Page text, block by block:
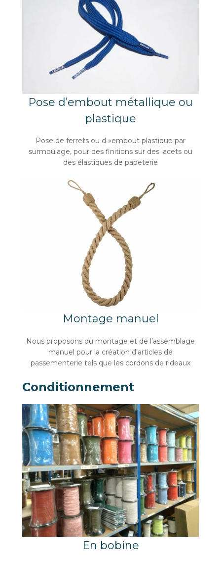
Pose d’embout métallique ou
plastique
Pose de ferrets ou d »embout plastique par
surmoulage, pour des finitions sur des lacets ou
des élastiques de papeterie
Montage manuel
Nous proposons du montage et de l’assemblage
manuel pour la création d’articles de
passementerie tels que les cordons de rideaux
Conditionnement
En bobine